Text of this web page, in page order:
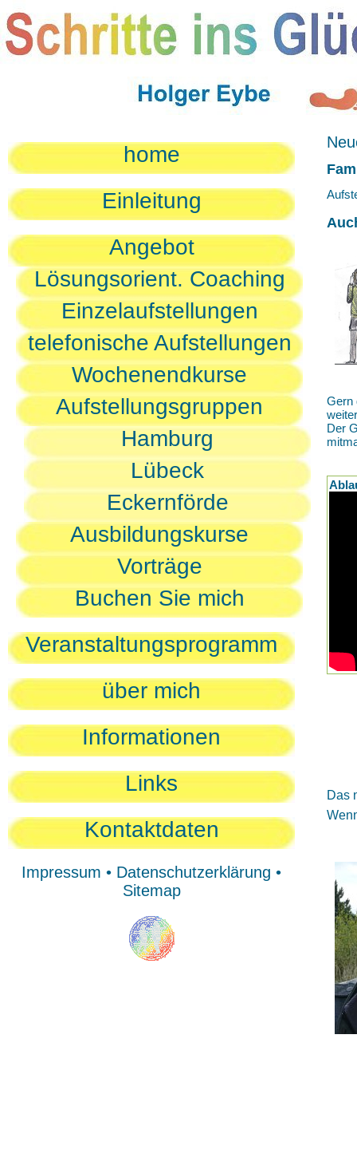
home
Einleitung
Angebot
Lösungsorient. Coaching
Einzelaufstellungen
telefonische Aufstellungen
Wochenendkurse
Aufstellungsgruppen
Hamburg
Lübeck
Eckernförde
Ausbildungskurse
Vorträge
Buchen Sie mich
Veranstaltungsprogramm
über mich
Informationen
Links
Kontaktdaten
Impressum • Datenschutzerklärung •
Sitemap
Gern
Der
Das